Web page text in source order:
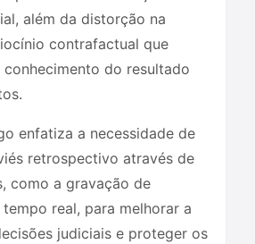
além da distorção na
contrafactual que
do resultado
enfatiza a necessidade de
retrospectivo através de
como a gravação de
real, para melhorar a
judiciais e proteger os